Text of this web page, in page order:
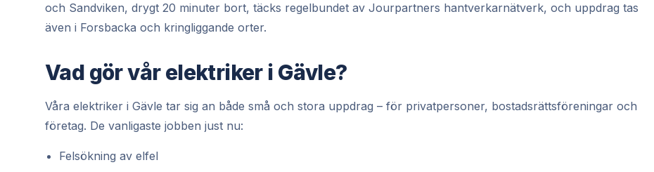
och Sandviken, drygt 20 minuter bort, täcks regelbundet av Jourpartners hantverkarnätverk, och uppdrag tas
även i Forsbacka och kringliggande orter.
Vad gör vår elektriker i Gävle?
Våra elektriker i Gävle tar sig an både små och stora uppdrag – för privatpersoner, bostadsrättsföreningar och
företag. De vanligaste jobben just nu:
Felsökning av elfel